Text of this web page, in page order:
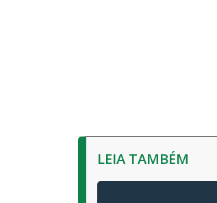
LEIA TAMBÉM